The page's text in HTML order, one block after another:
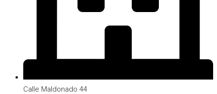
Calle Maldonado 44